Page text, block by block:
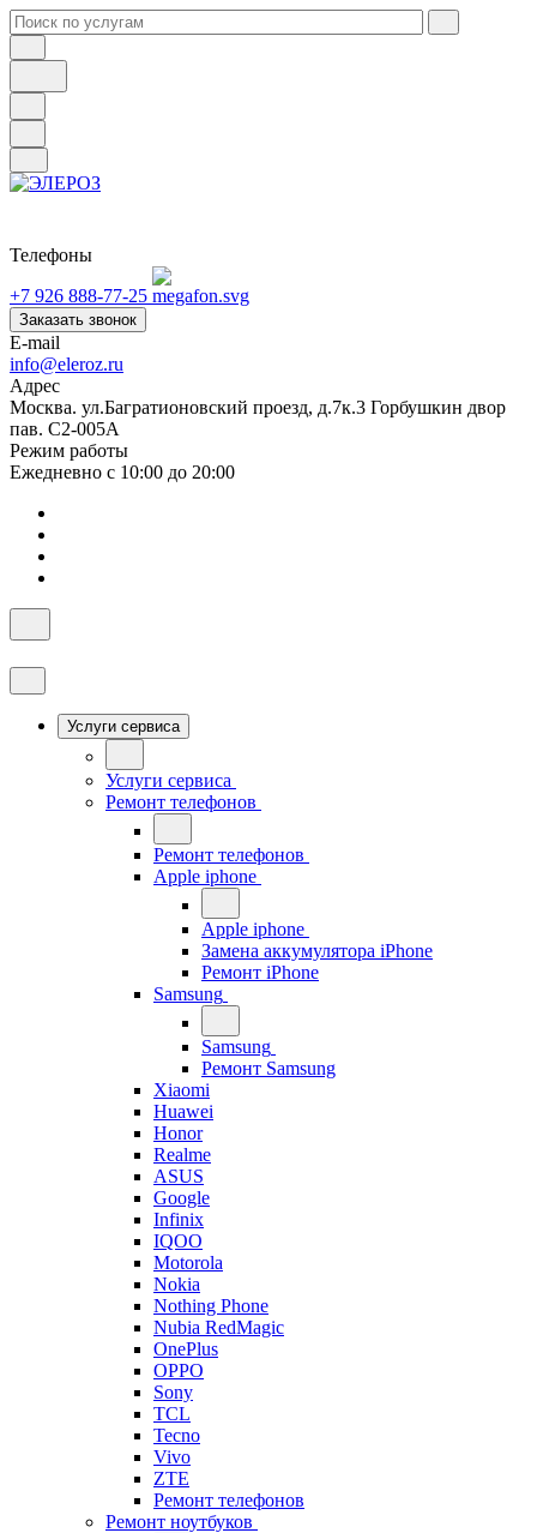
Телефоны
+7 926 888-77-25
Заказать звонок
E-mail
info@eleroz.ru
Адрес
Москва. ул.Багратионовский проезд, д.7к.3 Горбушкин двор
пав. C2-005A
Режим работы
Ежедневно с 10:00 до 20:00
Услуги сервиса
Услуги сервиса
Ремонт телефонов
Ремонт телефонов
Apple iphone
Apple iphone
Замена аккумулятора iPhone
Ремонт iPhone
Samsung
Samsung
Ремонт Samsung
Xiaomi
Huawei
Honor
Realme
ASUS
Google
Infinix
IQOO
Motorola
Nokia
Nothing Phone
Nubia RedMagic
OnePlus
OPPO
Sony
TCL
Tecno
Vivo
ZTE
Ремонт телефонов
Ремонт ноутбуков